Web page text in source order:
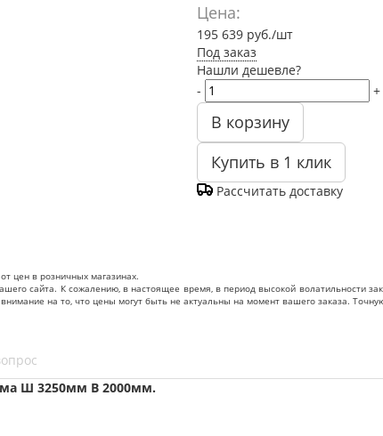
Цена:
195 639 руб./шт
Под заказ
Нашли дешевле?
-
+
В корзину
Купить в 1 клик
Рассчитать доставку
цен в розничных магазинах.
сайта. К сожалению, в настоящее время, в период высокой волатильности
на то, что цены могут быть не актуальны на момент вашего заказа.
Ш 3250мм В 2000мм.